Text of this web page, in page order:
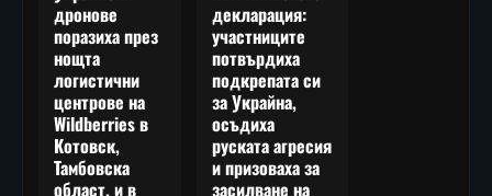
дронове
поразиха през
нощта
логистични
центрове на
Wildberries в
Котовск,
Тамбовска
област, и в
декларация:
участниците
потвърдиха
подкрепата си
за Украйна,
осъдиха
руската агресия
и призоваха за
засилване на